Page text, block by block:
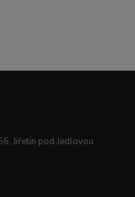
Jiřetín pod Jedlovou